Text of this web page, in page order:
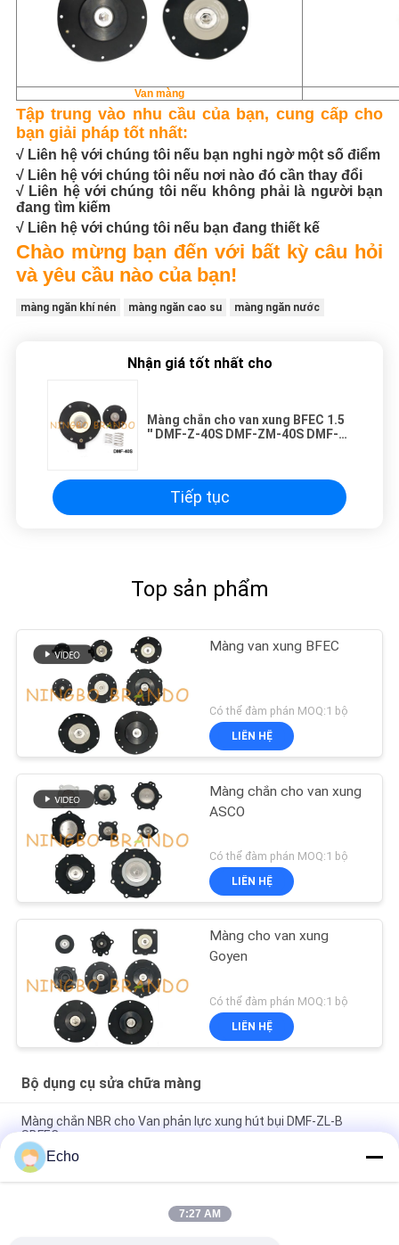
Van màng
Tập trung vào nhu cầu của bạn, cung cấp cho
bạn giải pháp tốt nhất:
√ Liên hệ với chúng tôi nếu bạn nghi ngờ một số điểm
√ Liên hệ với chúng tôi nếu nơi nào đó cần thay đổi
√ Liên hệ với chúng tôi nếu không phải là người bạn
đang tìm kiếm
√ Liên hệ với chúng tôi nếu bạn đang thiết kế
Chào mừng bạn đến với bất kỳ câu hỏi
và yêu cầu nào của bạn!
màng ngăn khí nén màng ngăn cao su màng ngăn nước
Nhận giá tốt nhất cho
Màng chắn cho van xung BFEC 1.5
'' DMF-Z-40S DMF-ZM-40S DMF-Y-
Tiếp tục
Top sản phẩm
Màng van xung BFEC
Có thể đàm phán MOQ:1 bộ
LIÊN HỆ
Màng chắn cho van xung
ASCO
Có thể đàm phán MOQ:1 bộ
LIÊN HỆ
Màng cho van xung
Goyen
Có thể đàm phán MOQ:1 bộ
LIÊN HỆ
Bộ dụng cụ sửa chữa màng
Màng chắn NBR cho Van phản lực xung hút bụi DMF-ZL-B
SBFEC
Màng chắn cho van phản lực xung BFEC 3/4 '' DMF-Z-20 DMF-
ZM-20
Màng ngăn cho van xung SBFEC 1 '' DMF-Z-25 DMF-ZM-25
Echo
7:27 AM